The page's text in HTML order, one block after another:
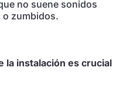
no suene sonidos
zumbidos.
la instalación es crucial